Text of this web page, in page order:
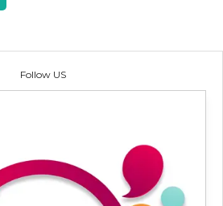
Follow US